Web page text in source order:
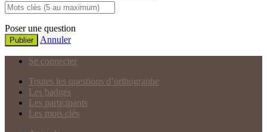
Poser une question
Publier Annuler
Se connecter
Toutes les questions d’orthographe
Les badges
Les participants
Les mots clés